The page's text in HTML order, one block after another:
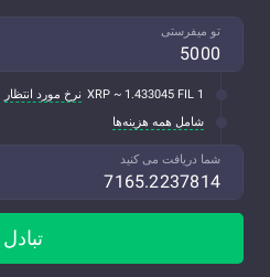
تو میفرستی
1 XRP ~ 1.433045 FIL
نرخ مورد انتظار
شامل همه هزینه‌ها
شما دریافت می کنید
تبادل